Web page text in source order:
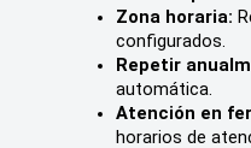
Zona horaria:
configurados.
Repetir
automática.
Atención en
horarios de